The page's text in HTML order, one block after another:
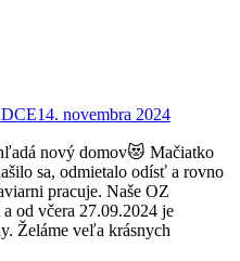
14. novembra 2024
nový domov😻 Mačiatko
sa, odmietalo odísť a rovno
pracuje. Naše OZ
od včera 27.09.2024 je
Želáme veľa krásnych